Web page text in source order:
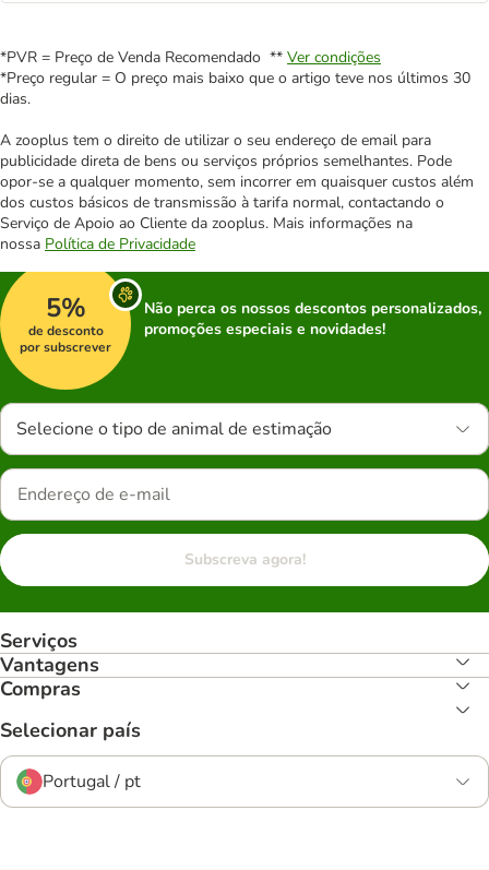
*PVR = Preço de Venda Recomendado ** Ver condições
*Preço regular = O preço mais baixo que o artigo teve nos últimos 30
dias.
A zooplus tem o direito de utilizar o seu endereço de email para
publicidade direta de bens ou serviços próprios semelhantes. Pode
opor-se a qualquer momento, sem incorrer em quaisquer custos além
dos custos básicos de transmissão à tarifa normal, contactando o
Serviço de Apoio ao Cliente da zooplus. Mais informações na
nossa Política de Privacidade
5%
de desconto
por subscrever
Não perca os nossos descontos personalizados,
promoções especiais e novidades!
Selecione o tipo de animal de estimação
Subscreva agora!
Serviços
Vantagens
Compras
Selecionar país
Portugal / pt